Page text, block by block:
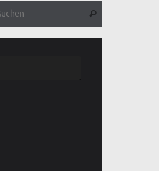
Suchen